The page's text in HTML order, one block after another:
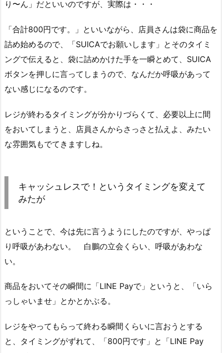
り〜ん」だといいのですが、実際は・・・
「合計800円です。」といいながら、店員さんは袋に商品を
詰め始めるので、「SUICAでお願いします」とそのタイミ
ングで伝えると、袋に詰めかけた手を一瞬とめて、SUICA
ボタンを押しに言ってしまうので、なんだか呼吸があって
ない感じになるのです。
レジが終わるタイミングが分かりづらくて、必要以上に間
をおいてしまうと、店員さんからさっさと払えよ、みたい
な雰囲気もでてきますしね。
キャッシュレスで！というタイミングを変えて
みたが
ということで、今は先に言うようにしたのですが、やっぱ
り呼吸があわない。 白鵬の立会くらい、呼吸があわな
い。
商品をおいてその瞬間に「LINE Payで」というと、「いら
っしゃいませ」とかとかぶる。
レジをやってもらって終わる瞬間くらいに言おうとする
と、タイミングがずれて、「800円です」と「LINE Pay